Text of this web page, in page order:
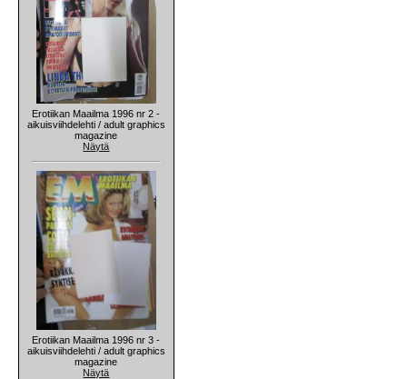
Erotiikan Maailma 1996 nr 2 -
aikuisviihdelehti / adult graphics
magazine
Näytä
Erotiikan Maailma 1996 nr 3 -
aikuisviihdelehti / adult graphics
magazine
Näytä